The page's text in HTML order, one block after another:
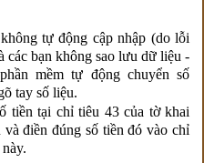
tự động cập nhập (do lỗi
các bạn không sao lưu dữ liệu -
mềm tự động chuyển số
tay số liệu.
tiền tại chỉ tiêu 43 của tờ khai
điền đúng số tiền đó vào chỉ